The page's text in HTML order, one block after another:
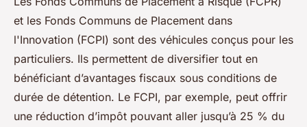
et les Fonds Communs de Placement dans
l'Innovation (FCPI) sont des véhicules conçus pour les
particuliers. Ils permettent de diversifier tout en
bénéficiant d’avantages fiscaux sous conditions de
durée de détention. Le FCPI, par exemple, peut offrir
une réduction d’impôt pouvant aller jusqu’à 25 % du